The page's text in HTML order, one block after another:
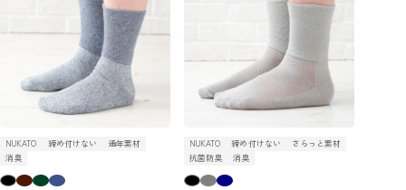
NUKATO 締め付けない
通年素材
消臭
NUKATO 締め付けない
さらっと素材
抗菌防臭
消臭